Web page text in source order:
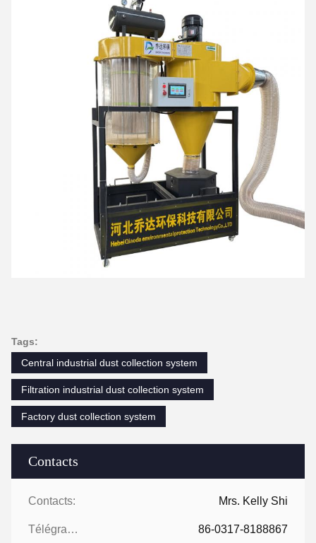
Contacts
Contacts: Mrs. Kelly Shi
Télégramme: 86-0317-8188867
Tags:
Central industrial dust collection system
Filtration industrial dust collection system
Factory dust collection system